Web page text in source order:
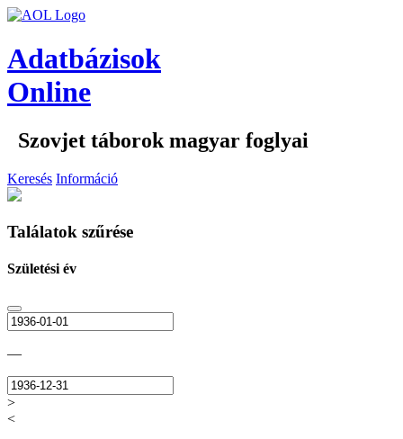
Adatbázisok
Online
Szovjet táborok magyar foglyai
Keresés Információ
Találatok szűrése
Születési év
—
>
<